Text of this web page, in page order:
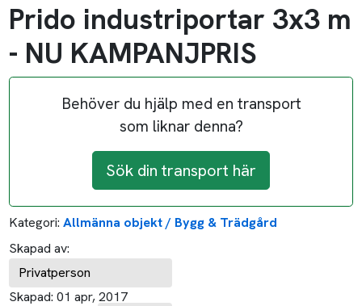
Prido industriportar 3x3 m
- NU KAMPANJPRIS
Behöver du hjälp med en transport
som liknar denna?
Sök din transport här
Kategori: Allmänna objekt / Bygg & Trädgård
Skapad av:
Privatperson
Skapad: 01 apr, 2017